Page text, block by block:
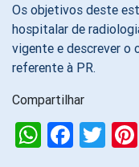
Os objetivos deste
hospitalar de
vigente e descrever o
referente à PR.
Compartilhar